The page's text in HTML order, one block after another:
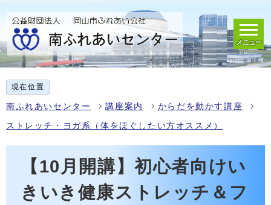
メニュー
現在位置
南ふれあいセンター 講座案内 からだを動かす講座
ストレッチ・ヨガ系（体をほぐしたい方オススメ）
【10月開講】初心者向けい
きいき健康ストレッチ＆フ